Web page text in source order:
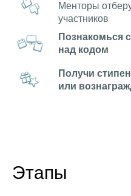
Менторы
участников
Познакомься
над кодом
Получи
или
Этапы